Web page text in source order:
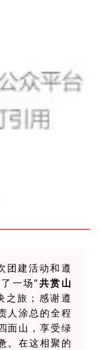
团建活动和遵
一场“共赏山
之旅； 感谢遵
人涂总的全程
面山，享受绿
。在这相聚的